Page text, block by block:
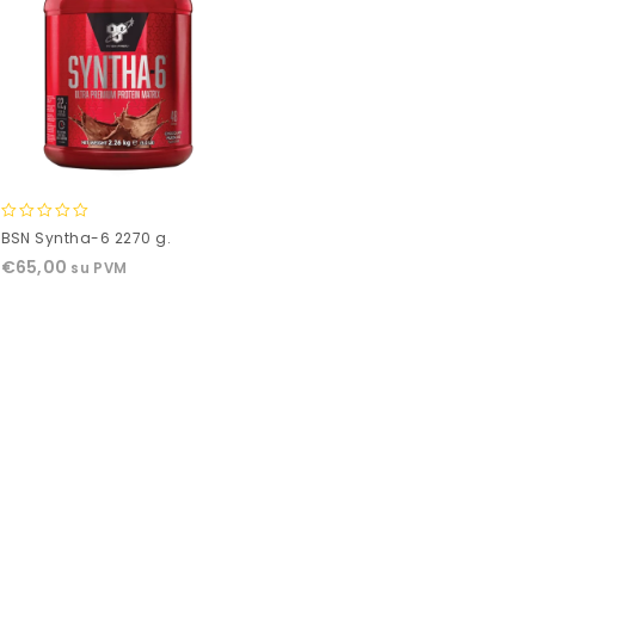
0
of
BSN Syntha-6 2270 g.
€65,00 su PVM